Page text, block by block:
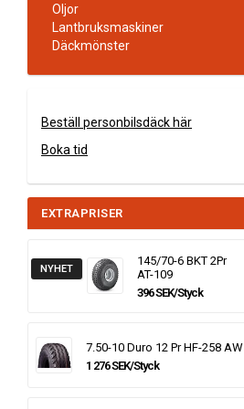
Oljor
Lantbruksmaskiner
Däckmönster
Beställ personbilsdäck här
Boka tid
EXTRAPRISER
NYHET
145/70-6 BKT 2Pr
AT-109
396 SEK/Styck
7.50-10 Duro 12 Pr HF-258 AW
1 276 SEK/Styck